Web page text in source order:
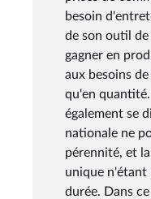
besoin
de son outil
gagner en
aux besoins
qu'en
également se
nationale ne
pérennité, et
unique n'étant
durée. Dans